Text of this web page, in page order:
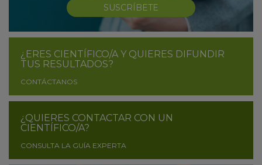
SUSCRÍBETE
¿ERES CIENTÍFICO/A Y QUIERES DIFUNDIR
TUS RESULTADOS?
CONTÁCTANOS
¿QUIERES CONTACTAR CON UN
CIENTÍFICO/A?
CONSULTA LA GUÍA EXPERTA